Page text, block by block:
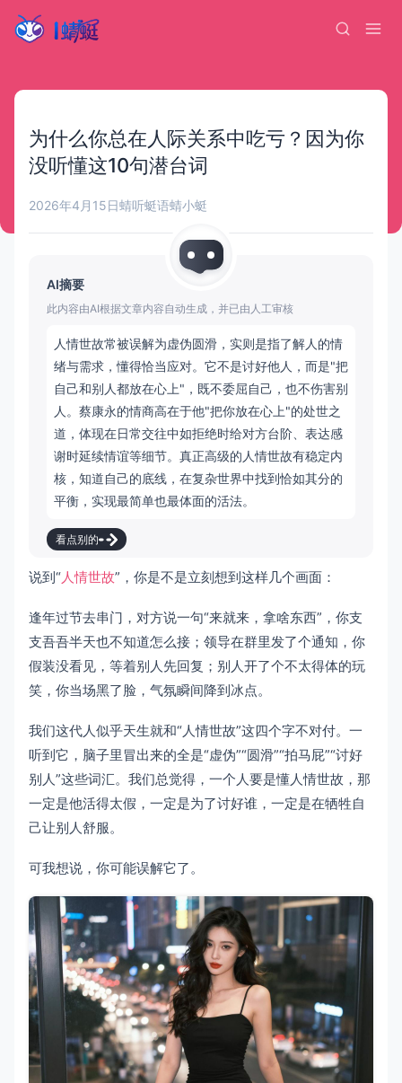
为什么你总在人际关系中吃亏？因为你
没听懂这10句潜台词
2026年4月15日蜻听蜓语蜻小蜓
AI摘要
此内容由AI根据文章内容自动生成，并已由人工审核
人情世故常被误解为虚伪圆滑，实则是指了解人的情
绪与需求，懂得恰当应对。它不是讨好他人，而是"把
自己和别人都放在心上"，既不委屈自己，也不伤害别
人。蔡康永的情商高在于他"把你放在心上"的处世之
道，体现在日常交往中如拒绝时给对方台阶、表达感
谢时延续情谊等细节。真正高级的人情世故有稳定内
核，知道自己的底线，在复杂世界中找到恰如其分的
平衡，实现最简单也最体面的活法。
看点别的
说到“人情世故”，你是不是立刻想到这样几个画面：
逢年过节去串门，对方说一句“来就来，拿啥东西”，你支
支吾吾半天也不知道怎么接；领导在群里发了个通知，你
假装没看见，等着别人先回复；别人开了个不太得体的玩
笑，你当场黑了脸，气氛瞬间降到冰点。
我们这代人似乎天生就和“人情世故”这四个字不对付。一
听到它，脑子里冒出来的全是“虚伪”“圆滑”“拍马屁”“讨好
别人”这些词汇。我们总觉得，一个人要是懂人情世故，那
一定是他活得太假，一定是为了讨好谁，一定是在牺牲自
己让别人舒服。
可我想说，你可能误解它了。